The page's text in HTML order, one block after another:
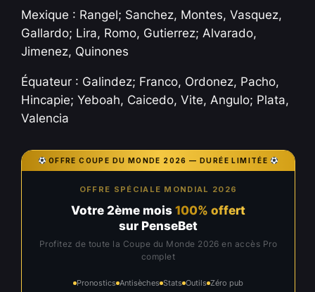
Mexique : Rangel; Sanchez, Montes, Vasquez,
Gallardo; Lira, Romo, Gutierrez; Alvarado,
Jimenez, Quinones
Équateur : Galindez; Franco, Ordonez, Pacho,
Hincapie; Yeboah, Caicedo, Vite, Angulo; Plata,
Valencia
OFFRE COUPE DU MONDE 2026 — DURÉE LIMITÉE
OFFRE SPÉCIALE MONDIAL 2026
Votre 2ème mois 100% offert
sur PenseBet
Profitez de toute la Coupe du Monde 2026 en accès Pro
complet
Pronostics Antisèches Stats Outils Zéro pub